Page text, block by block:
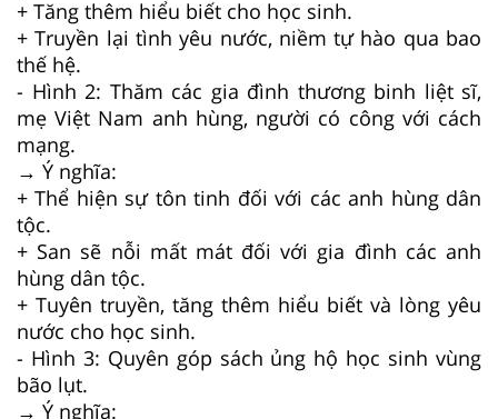
+ Tăng thêm hiểu biết cho học sinh.
+ Truyền lại tình yêu nước, niềm tự hào qua bao
thế hệ.
- Hình 2: Thăm các gia đình thương binh liệt sĩ,
mẹ Việt Nam anh hùng, người có công với cách
mạng.
→ Ý nghĩa:
+ Thể hiện sự tôn tinh đối với các anh hùng dân
tộc.
+ San sẽ nỗi mất mát đối với gia đình các anh
hùng dân tộc.
+ Tuyên truyền, tăng thêm hiểu biết và lòng yêu
nước cho học sinh.
- Hình 3: Quyên góp sách ủng hộ học sinh vùng
bão lụt.
→ Ý nghĩa: